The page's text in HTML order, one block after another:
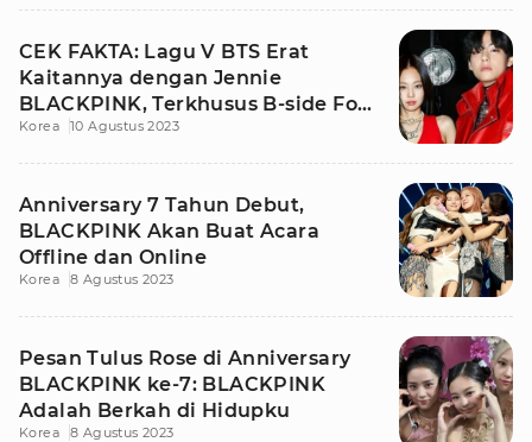
CEK FAKTA: Lagu V BTS Erat
Kaitannya dengan Jennie
BLACKPINK, Terkhusus B-side For
Us?
Korea 10 Agustus 2023
Anniversary 7 Tahun Debut,
BLACKPINK Akan Buat Acara
Offline dan Online
Korea 8 Agustus 2023
Pesan Tulus Rose di Anniversary
BLACKPINK ke-7: BLACKPINK
Adalah Berkah di Hidupku
Korea 8 Agustus 2023